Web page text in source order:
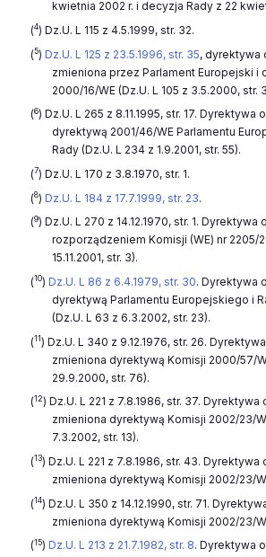
kwietnia 2002 r. i decyzja Rady z 22
(4) Dz.U. L 115 z 4.5.1999, str. 32.
(5) Dz.U. L 125 z 23.5.1996, str. 35, dyrektywa
zmieniona przez Parlament Europejski i
2000/16/WE (Dz.U. L 105 z 3.5.2000, str.
(6) Dz.U. L 265 z 8.11.1995, str. 17. Dyrektywa
dyrektywą 2001/46/WE Parlamentu
Rady (Dz.U. L 234 z 1.9.2001, str. 55).
(7) Dz.U. L 170 z 3.8.1970, str. 1.
(8) Dz.U. L 184 z 17.7.1999, str. 23.
(9) Dz.U. L 270 z 14.12.1970, str. 1. Dyrektywa
rozporządzeniem Komisji (WE) nr 2205/
15.11.2001, str. 3).
(10) Dz.U. L 86 z 6.4.1979, str. 30. Dyrektywa
dyrektywą Parlamentu Europejskiego i
(Dz.U. L 63 z 6.3.2002, str. 23).
(11) Dz.U. L 340 z 9.12.1976, str. 26.
zmieniona dyrektywą Komisji 2000/57/
29.9.2000, str. 76).
(12) Dz.U. L 221 z 7.8.1986, str. 37. Dyrektywa
zmieniona dyrektywą Komisji 2002/23/
7.3.2002, str. 13).
(13) Dz.U. L 221 z 7.8.1986, str. 43. Dyrektywa
zmieniona dyrektywą Komisji 2002/23/
(14) Dz.U. L 350 z 14.12.1990, str. 71.
zmieniona dyrektywą Komisji 2002/23/
(15) Dz.U. L 213 z 21.7.1982, str. 8. Dyrektywa